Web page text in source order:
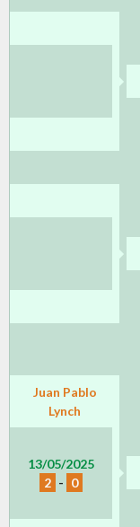
Juan Pablo
Lynch
13/05/2025
2 - 0